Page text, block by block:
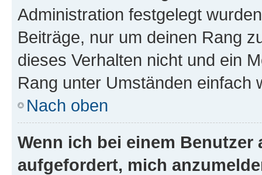
Administration festgelegt
Beiträge, nur um deinen Rang
dieses Verhalten nicht und ein
Rang unter Umständen einfach
Nach oben
Wenn ich bei einem
aufgefordert, mich